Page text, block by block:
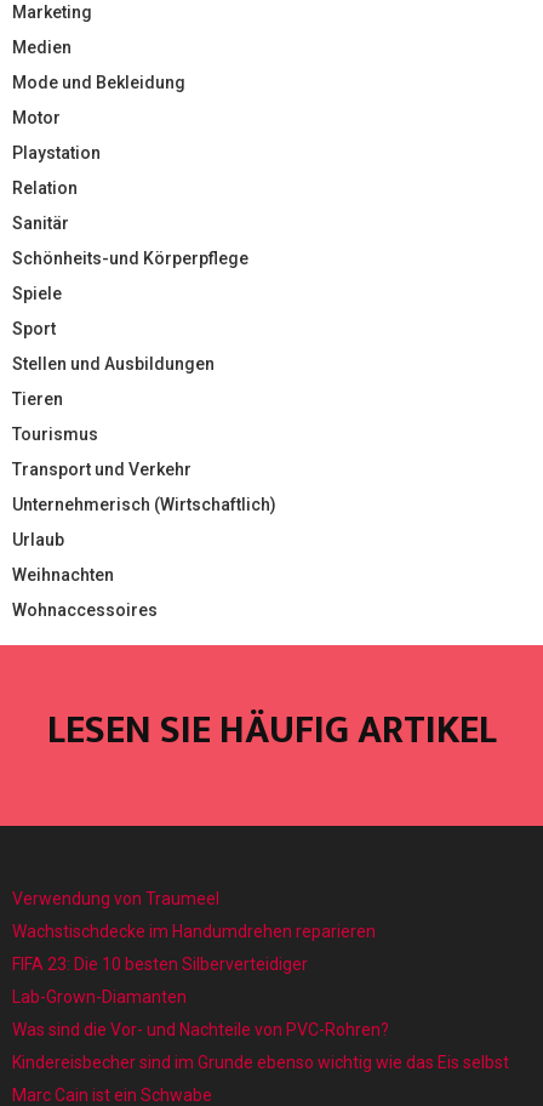
Marketing
Medien
Mode und Bekleidung
Motor
Playstation
Relation
Sanitär
Schönheits-und Körperpflege
Spiele
Sport
Stellen und Ausbildungen
Tieren
Tourismus
Transport und Verkehr
Unternehmerisch (Wirtschaftlich)
Urlaub
Weihnachten
Wohnaccessoires
LESEN SIE HÄUFIG ARTIKEL
Verwendung von Traumeel
Wachstischdecke im Handumdrehen reparieren
FIFA 23: Die 10 besten Silberverteidiger
Lab-Grown-Diamanten
Was sind die Vor- und Nachteile von PVC-Rohren?
Kindereisbecher sind im Grunde ebenso wichtig wie das Eis selbst
Marc Cain ist ein Schwabe